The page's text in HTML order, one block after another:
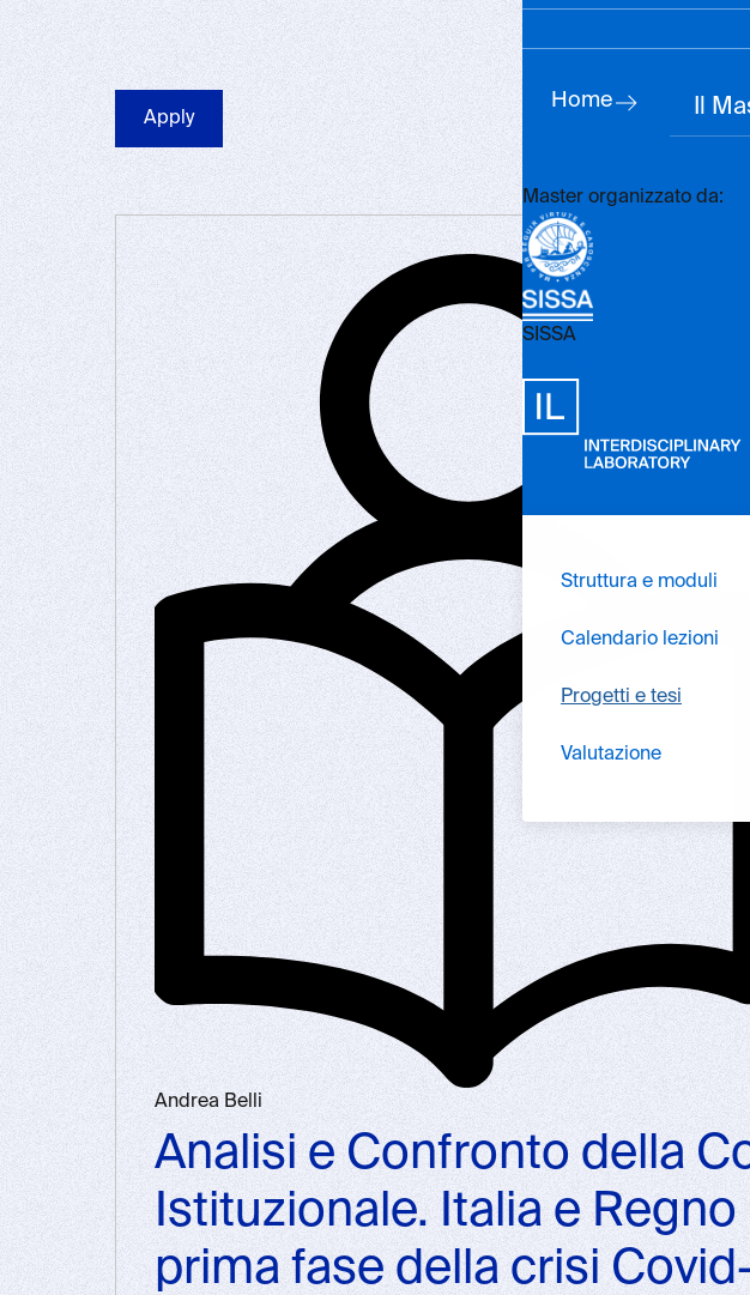
Home Il
Struttura e moduli
Calendario lezioni
Progetti e tesi
Valutazione
Master organizzato da:
SISSA
Andrea Belli
Analisi e Confronto della
Istituzionale. Italia e
prima fase della crisi